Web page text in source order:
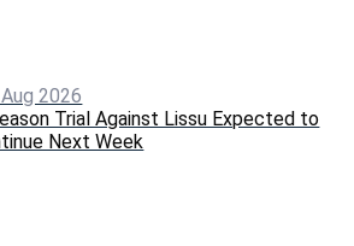
2026
Trial Against Lissu Expected to
Next Week